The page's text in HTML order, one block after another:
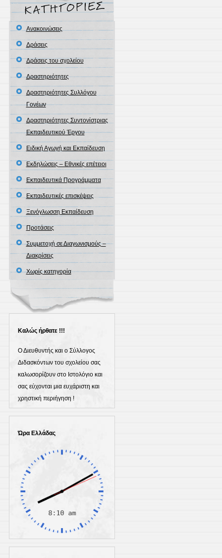
Ανακοινώσεις
Δράσεις
Δράσεις του σχολείου
Δραστηριότητες
Δραστηριότητες Συλλόγου
Γονέων
Δραστηριότητες Συντονίστριας
Εκπαιδευτικού Έργου
Ειδική Αγωγή και Εκπαίδευση
Εκδηλώσεις – Εθνικές επέτειοι
Εκπαιδευτικά Προγράμματα
Εκπαιδευτικές επισκέψεις
Ξενόγλωσση Εκπαίδευση
Προτάσεις
Συμμετοχή σε Διαγωνισμούς –
Διακρίσεις
Χωρίς κατηγορία
Καλώς ήρθατε !!!
Ο Διευθυντής και ο Σύλλογος
Διδασκόντων του σχολείου σας
καλωσορίζουν στο Ιστολόγιο και
σας εύχονται μια ευχάριστη και
χρηστική περιήγηση !
Ώρα Ελλάδας